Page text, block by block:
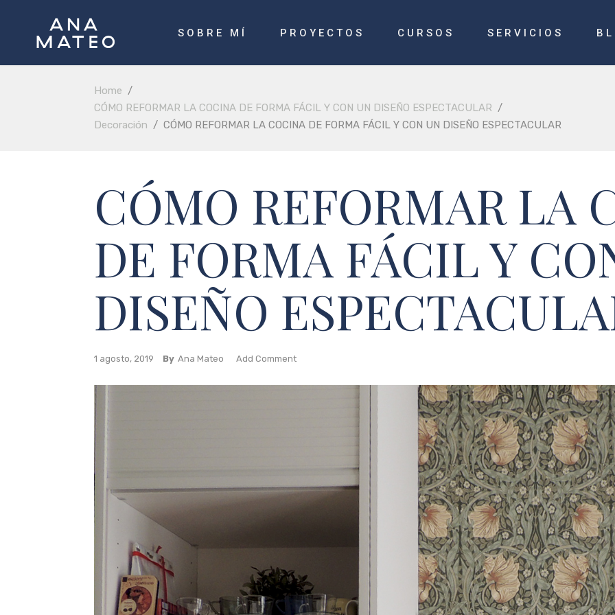
SOBRE MÍ PROYECTOS CURSOS SERVICIOS
Home /
CÓMO REFORMAR LA COCINA DE FORMA FÁCIL Y CON UN DISEÑO ESPECTACULAR /
Decoración / CÓMO REFORMAR LA COCINA DE FORMA FÁCIL Y CON UN DISEÑO ESPECTACULAR
CÓMO REFORMAR LA
DE FORMA FÁCIL Y
DISEÑO
1 agosto, 2019 By Ana Mateo Add Comment